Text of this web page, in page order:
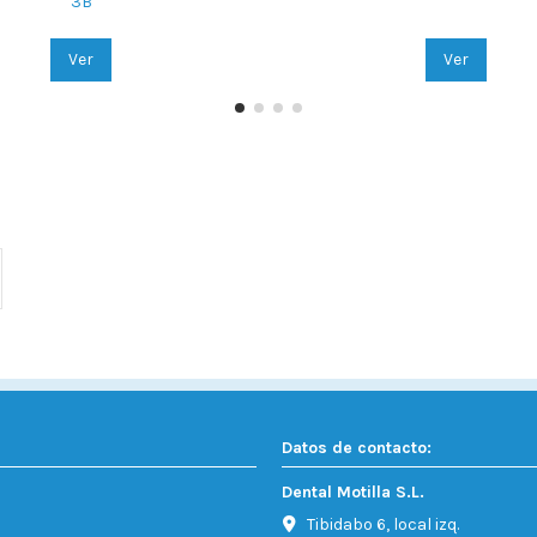
Ver Ver
Datos de contacto:
Dental Motilla S.L.
Tibidabo 6, local izq.